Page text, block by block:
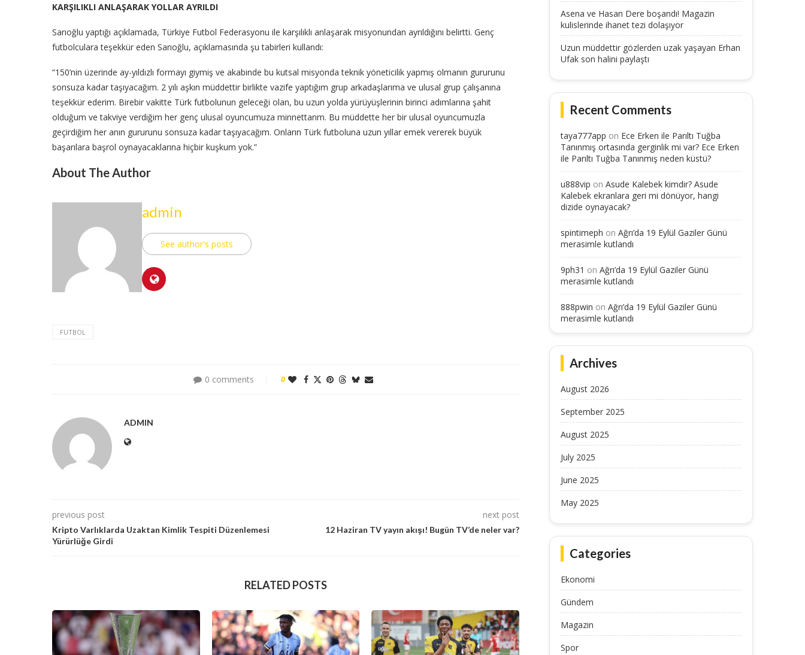
KARŞILIKLI ANLAŞARAK YOLLAR AYRILDI
Sarıoğlu yaptığı açıklamada, Türkiye Futbol Federasyonu ile karşılıklı anlaşarak misyonundan ayrıldığını belirtti. Genç
futbolculara teşekkür eden Sarıoğlu, açıklamasında şu tabirleri kullandı:
“150’nin üzerinde ay-yıldızlı formayı giymiş ve akabinde bu kutsal misyonda teknik yöneticilik yapmış olmanın gururunu
sonsuza kadar taşıyacağım. 2 yılı aşkın müddettir birlikte vazife yaptığım grup arkadaşlarıma ve ulusal grup çalışanına
teşekkür ederim. Birebir vakitte Türk futbolunun geleceği olan, bu uzun yolda yürüyüşlerinin birinci adımlarına şahit
olduğum ve takviye verdiğim her genç ulusal oyuncumuza minnettarım. Bu müddette her bir ulusal oyuncumuzla
geçirdiğim her anın gururunu sonsuza kadar taşıyacağım. Onların Türk futboluna uzun yıllar emek vererek büyük
başarılara başrol oynayacaklarına hiçbir kuşkum yok.”
About The Author
admin
See author's posts
FUTBOL
0 comments 0
ADMIN
previous post
Kripto Varlıklarda Uzaktan Kimlik Tespiti Düzenlemesi
Yürürlüğe Girdi
next post
12 Haziran TV yayın akışı! Bugün TV’de neler var?
RELATED POSTS
Asena ve Hasan Dere boşandı! Magazin
kulislerinde ihanet tezi dolaşıyor
Uzun müddettir gözlerden uzak yaşayan Erhan
Ufak son halini paylaştı
Recent Comments
taya777app on Ece Erken ile Parıltı Tuğba
Tanınmış ortasında gerginlik mi var? Ece Erken
ile Parıltı Tuğba Tanınmış neden küstü?
u888vip on Asude Kalebek kimdir? Asude
Kalebek ekranlara geri mi dönüyor, hangi
dizide oynayacak?
spintimeph on Ağrı’da 19 Eylül Gaziler Günü
merasimle kutlandı
9ph31 on Ağrı’da 19 Eylül Gaziler Günü
merasimle kutlandı
888pwin on Ağrı’da 19 Eylül Gaziler Günü
merasimle kutlandı
Archives
August 2026
September 2025
August 2025
July 2025
June 2025
May 2025
Categories
Ekonomi
Gündem
Magazin
Spor